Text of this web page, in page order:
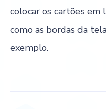
colocar os cartões em
como as bordas da
exemplo.